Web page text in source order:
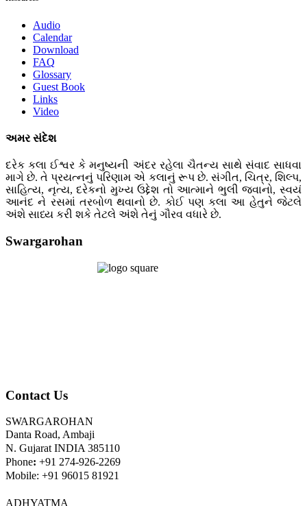
Audio
Calendar
Download
FAQ
Glossary
Guest Book
Links
Video
અમર સંદેશ
દરેક કલા ઈશ્વર કે મનુષ્યની અંદર રહેલા ચૈતન્ય સાથે સંવાદ સાધવા
માગે છે. તે પ્રયત્નનું પરિણામ એ કલાનું રૂપ છે. સંગીત, ચિત્ર, શિલ્પ,
સાહિત્ય, નૃત્ય, દરેકનો મુખ્ય ઉદ્દેશ તો આત્માને ભુલી જવાનો, સ્વયં
આનંદ ને રસમાં તરબોળ થવાનો છે. કોઈ પણ કલા આ હેતુને જેટલે
અંશે સાધ્ય કરી શકે તેટલે અંશે તેનું ગૌરવ વધારે છે.
Swargarohan
Contact Us
SWARGAROHAN
Danta Road, Ambaji
N. Gujarat INDIA 385110
Phone: +91 274-926-2269
Mobile: +91 96015 81921
ADHYATMA